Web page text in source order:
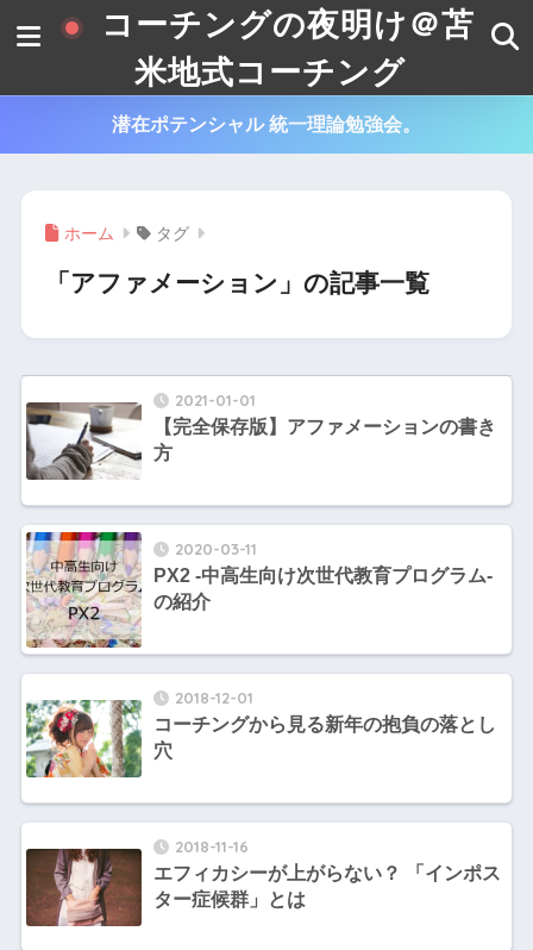
コーチングの夜明け＠苫
米地式コーチング
潜在ポテンシャル 統一理論勉強会。
ホーム タグ
「アファメーション」の記事一覧
2021-01-01
【完全保存版】アファメーションの書き
方
2020-03-11
PX2 -中高生向け次世代教育プログラム-
の紹介
2018-12-01
コーチングから見る新年の抱負の落とし
穴
2018-11-16
エフィカシーが上がらない？ 「インポス
ター症候群」とは